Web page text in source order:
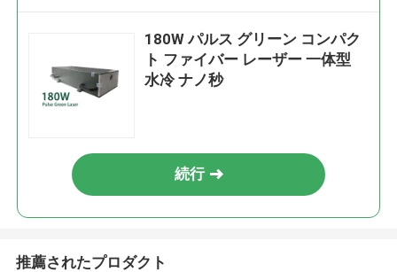
180W パルス グリーン コンパク
ト ファイバー レーザー 一体型
水冷 ナノ秒
続行
推薦されたプロダクト